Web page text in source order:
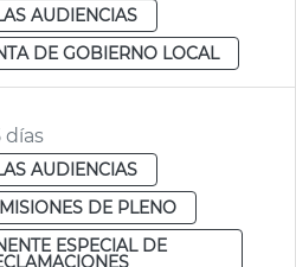
AUDIENCIAS
DE GOBIERNO LOCAL
días
AUDIENCIAS
DE PLENO
ESPECIAL DE